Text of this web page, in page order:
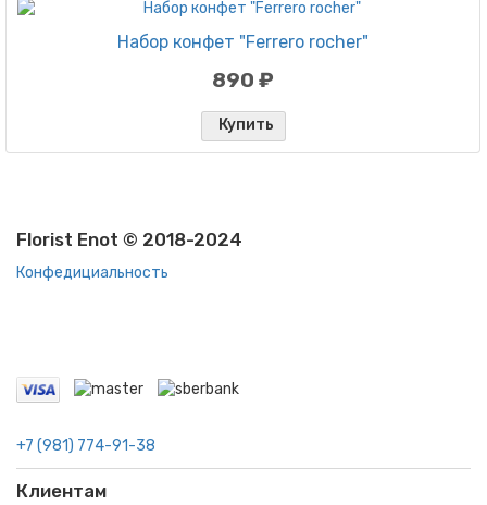
Набор конфет "Ferrero rocher"
890 ₽
Купить
Florist Enot © 2018-2024
Конфедициальность
+7 (981) 774-91-38
Клиентам